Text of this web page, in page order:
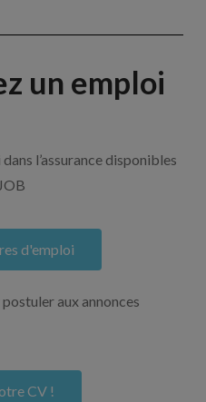
un emploi
l’assurance disponibles
d'emploi
aux annonces
CV !